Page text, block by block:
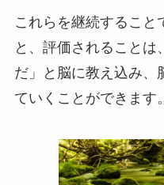
これらを継続すること
と、評価されることは
だ」と脳に教え込み、
ていくことができます。